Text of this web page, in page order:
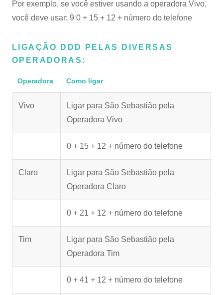
Por exemplo, se você estiver usando a operadora Vivo,
você deve usar: 9 0 + 15 + 12 + número do telefone
LIGAÇÃO DDD PELAS DIVERSAS
OPERADORAS:
Operadora Como ligar
Vivo
Ligar para São Sebastião pela
Operadora Vivo
0 + 15 + 12 + número do telefone
Claro
Ligar para São Sebastião pela
Operadora Claro
0 + 21 + 12 + número do telefone
Tim
Ligar para São Sebastião pela
Operadora Tim
0 + 41 + 12 + número do telefone